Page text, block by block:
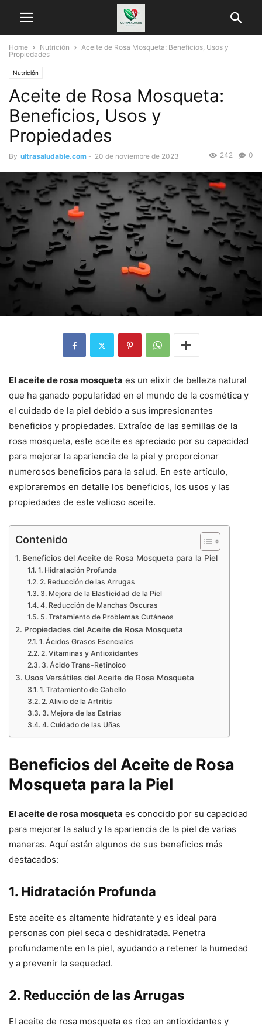
Home Nutrición
Aceite de Rosa Mosqueta: Beneficios, Usos y
Propiedades
Nutrición
Aceite de Rosa Mosqueta:
Beneficios, Usos y
Propiedades
By ultrasaludable.com - 20 de noviembre de 2023 0
242
El aceite de rosa mosqueta es un elixir de belleza natural
que ha ganado popularidad en el mundo de la cosmética y
el cuidado de la piel debido a sus impresionantes
beneficios y propiedades. Extraído de las semillas de la
rosa mosqueta, este aceite es apreciado por su capacidad
para mejorar la apariencia de la piel y proporcionar
numerosos beneficios para la salud. En este artículo,
exploraremos en detalle los beneficios, los usos y las
propiedades de este valioso aceite.
Contenido
Beneficios del Aceite de Rosa Mosqueta para la Piel
1. Hidratación Profunda
2. Reducción de las Arrugas
3. Mejora de la Elasticidad de la Piel
4. Reducción de Manchas Oscuras
5. Tratamiento de Problemas Cutáneos
Propiedades del Aceite de Rosa Mosqueta
1. Ácidos Grasos Esenciales
2. Vitaminas y Antioxidantes
3. Ácido Trans-Retinoico
Usos Versátiles del Aceite de Rosa Mosqueta
1. Tratamiento de Cabello
2. Alivio de la Artritis
3. Mejora de las Estrías
4. Cuidado de las Uñas
Beneficios del Aceite de Rosa
Mosqueta para la Piel
El aceite de rosa mosqueta es conocido por su capacidad
para mejorar la salud y la apariencia de la piel de varias
maneras. Aquí están algunos de sus beneficios más
destacados:
1. Hidratación Profunda
Este aceite es altamente hidratante y es ideal para
personas con piel seca o deshidratada. Penetra
profundamente en la piel, ayudando a retener la humedad
y a prevenir la sequedad.
2. Reducción de las Arrugas
El aceite de rosa mosqueta es rico en antioxidantes y